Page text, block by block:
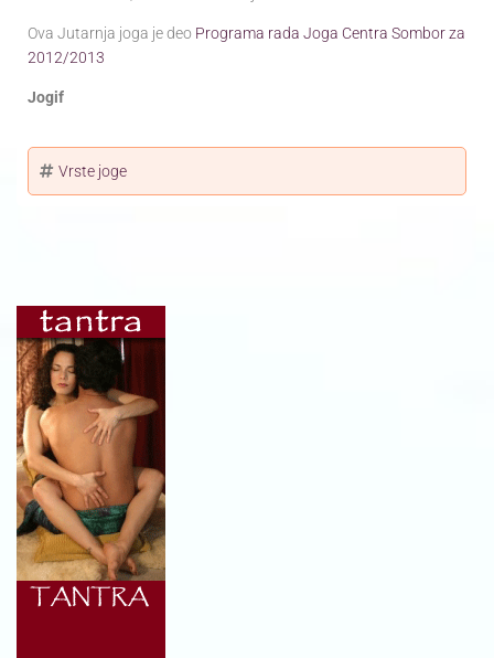
Ova Jutarnja joga je deo Programa rada Joga Centra Sombor za
2012/2013
Jogif
Vrste joge